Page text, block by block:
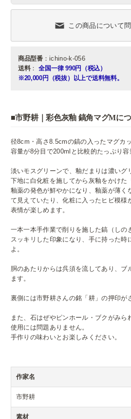
この商品について
商品型番：ichino-k-056
送料： 全国一律 990円（税込）
※20,000円（税抜）以上で送料無料。
■市野耕｜彩色灰釉 鎬角マグMに
径8cm・高さ8.5cmの鎬の入ったマグカッ
容量が8分目で200mlと比較的たっぷり容
淡いモスグリーンで、釉だまりは濃いグ
下地に白化粧を施してから灰釉をかけた
釉薬の発色が鮮やかになり、釉薬が薄く
て見えていたり、化粧に入ったヒビ模様
表情が楽しめます。
一本一本手作業で削りを施した鎬（しの
スッキリした印象になり、手に持った時
よ。
胴のあたりからは呉須を流してあり、ブ
ます。
裏側には市野耕さんの銘「耕」の押印が
また、石はぜやピンホール・ブクがみら
使用には問題ありません。
手作りの味わいとお楽しみください。
作家名
市野耕
素材